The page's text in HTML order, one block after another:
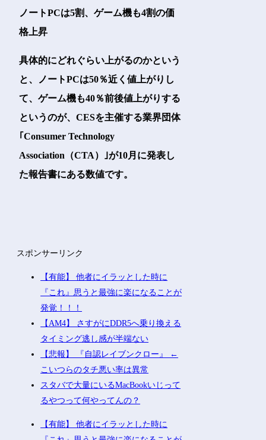
ノートPCは5割、ゲーム機も4割の価
格上昇
具体的にどれぐらい上がるのかという
と、ノートPCは50％近く値上がりし
て、ゲーム機も40％前後値上がりする
というのが、CESを主催する業界団体
｢Consumer Technology
Association（CTA）｣が10月に発表し
た報告書にある数値です。
スポンサーリンク
【有能】 他者にイラッとした時に
『これ』思うと最強に楽になることが
発覚！！！
【AM4】 さすがにDDR5へ乗り換える
タイミング逃し感が半端ない
【悲報】 『自認レイブンクロー』 ←
こいつらのタチ悪い率は異常
スタバで大量にいるMacBookいじって
るやつって何やってんの？
【有能】 他者にイラッとした時に